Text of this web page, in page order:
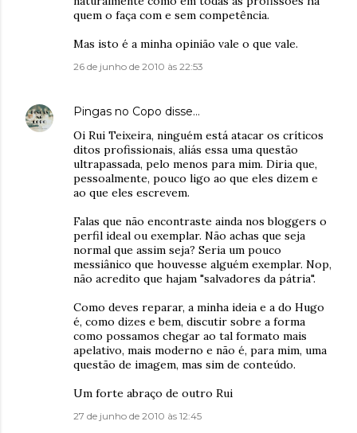
quem o faça com e sem competência.
Mas isto é a minha opinião vale o que vale.
26 de junho de 2010 às 22:53
Pingas no Copo disse…
Oi Rui Teixeira, ninguém está atacar os críticos
ditos profissionais, aliás essa uma questão
ultrapassada, pelo menos para mim. Diria que,
pessoalmente, pouco ligo ao que eles dizem e
ao que eles escrevem.
Falas que não encontraste ainda nos bloggers o
perfil ideal ou exemplar. Não achas que seja
normal que assim seja? Seria um pouco
messiânico que houvesse alguém exemplar. Nop,
não acredito que hajam "salvadores da pátria".
Como deves reparar, a minha ideia e a do Hugo
é, como dizes e bem, discutir sobre a forma
como possamos chegar ao tal formato mais
apelativo, mais moderno e não é, para mim, uma
questão de imagem, mas sim de conteúdo.
Um forte abraço de outro Rui
27 de junho de 2010 às 12:45